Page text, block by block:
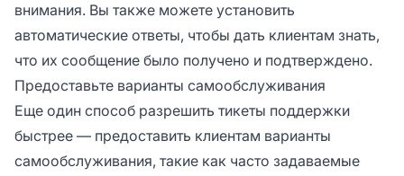
внимания. Вы также можете установить
автоматические ответы, чтобы дать клиентам знать,
что их сообщение было получено и подтверждено.
Предоставьте варианты самообслуживания
Еще один способ разрешить тикеты поддержки
быстрее — предоставить клиентам варианты
самообслуживания, такие как часто задаваемые